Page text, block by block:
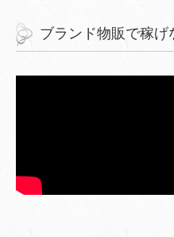
ブランド物販で稼げ